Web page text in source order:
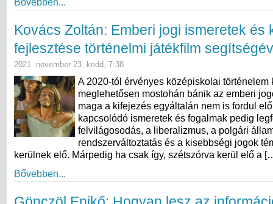
Bővebben...
Kovács Zoltán: Emberi jogi ismeretek és
fejlesztése történelmi játékfilm
2021. november 23. kedd, 7:38
A 2020-tól érvényes középiskolai történelem
meglehetősen mostohán bánik az emberi
maga a kifejezés egyáltalán nem is fordul
kapcsolódó ismeretek és fogalmak pedig
felvilágosodás, a liberalizmus, a polgári
rendszerváltoztatás és a kisebbségi jogok
kerülnek elő. Márpedig ha csak így, szétszórva kerül elő a
Bővebben...